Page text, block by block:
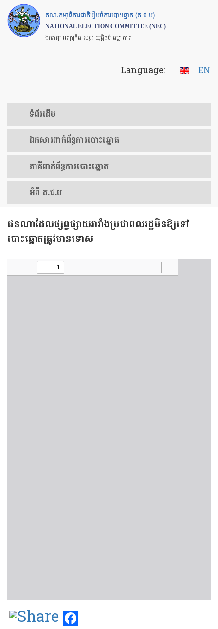
Skip
to
main
គណៈកម្មាធិការជាតិរៀបចំការបោះឆ្នោត (គ.ជ.ប)
NATIONAL ELECTION COMMITTEE (NEC)
ឯករាជ្យ អព្យាក្រឹត សច្ចៈ យុត្តិធម៌ តម្លាភាព
Language: EN
ទំព័រ​ដើម
ឯកសារ​ពាក់ព័ន្ធ​ការ​បោះឆ្នោត
​ភាគីពាក់ព័ន្ធ​​ការ​បោះឆ្នោត
អំពី គ.ជ.ប
ជនណាដែលផ្សព្វផ្សាយរារាំងប្រជាពលរដ្ឋមិនឱ្យទៅ
បោះឆ្នោតត្រូវមានទោស